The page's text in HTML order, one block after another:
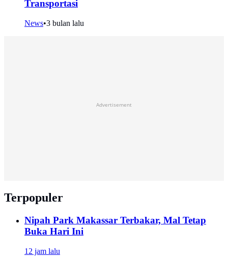
Transportasi
News•3 bulan lalu
Advertisement
Terpopuler
Nipah Park Makassar Terbakar, Mal Tetap
Buka Hari Ini
12 jam lalu